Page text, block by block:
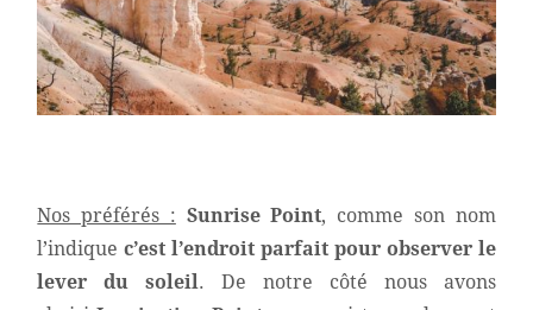
Nos préférés : Sunrise Point, comme son nom
l’indiquec’est l’endroit parfait pour observer le
lever du soleil. De notre côté nous avons